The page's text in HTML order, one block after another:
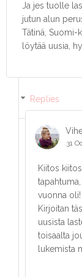
Ja jes tuolle
jutun alun
Tätinä, Suomi-
löytää uusia,
Replies
31
Kiitos
vuonna oli!
Kirjoitan
uusista
toisaalta
lukemista